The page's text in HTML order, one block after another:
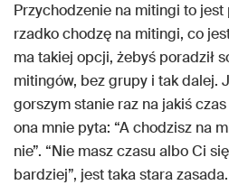
Przychodzenie na mitingi to
rzadko chodzę na mitingi, co
ma takiej opcji, żebyś poradził
mitingów, bez grupy i tak dalej.
gorszym stanie raz na jakiś
ona mnie pyta: “A chodzisz na
nie”. “Nie masz czasu albo Ci
bardziej”, jest taka stara zasada.